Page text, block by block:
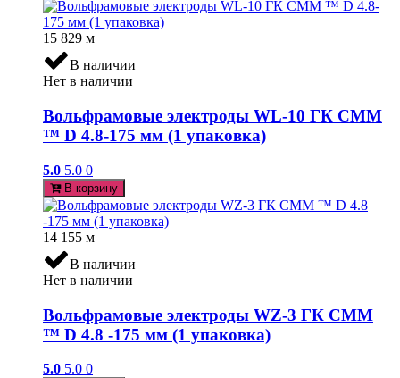
15 829 м
В наличии
Нет в наличии
Вольфрамовые электроды WL-10 ГК СММ
™ D 4.8-175 мм (1 упаковка)
5.0 5.0 0
В корзину
14 155 м
В наличии
Нет в наличии
Вольфрамовые электроды WZ-3 ГК СММ
™ D 4.8 -175 мм (1 упаковка)
5.0 5.0 0